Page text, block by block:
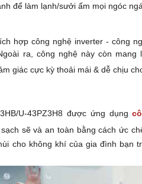
để làm lạnh/sưởi ấm mọi ngóc
hợp công nghệ inverter - công
ra, công nghệ này còn
giác cực kỳ thoải mái & dễ chịu
U-43PZ3H8 được ứng dụng
sẽ và an toàn bằng cách ức
cho không khí của gia đình bạn